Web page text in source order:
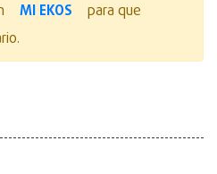
MI EKOS
para que